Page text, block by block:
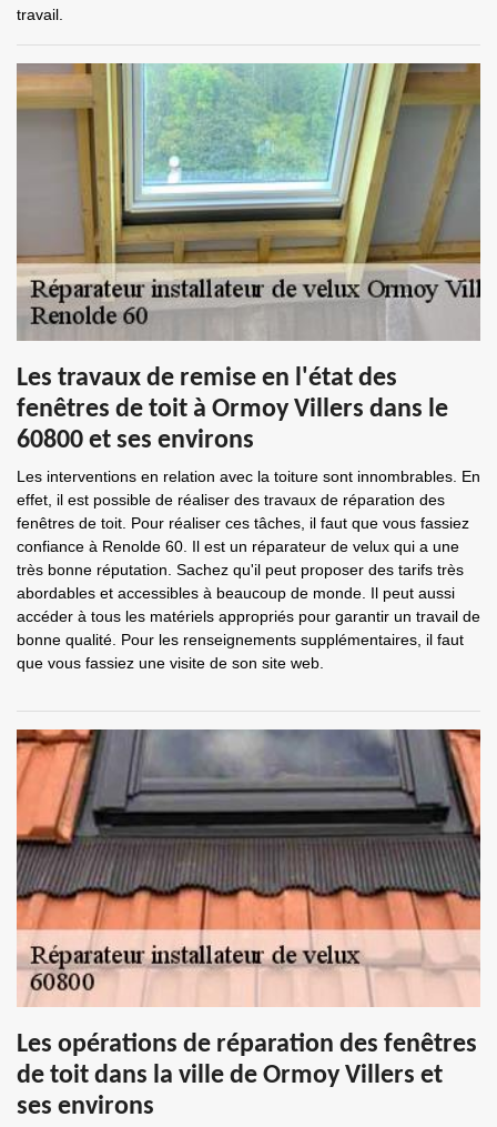
travail.
Les travaux de remise en l'état des
fenêtres de toit à Ormoy Villers dans le
60800 et ses environs
Les interventions en relation avec la toiture sont innombrables. En
effet, il est possible de réaliser des travaux de réparation des
fenêtres de toit. Pour réaliser ces tâches, il faut que vous fassiez
confiance à Renolde 60. Il est un réparateur de velux qui a une
très bonne réputation. Sachez qu'il peut proposer des tarifs très
abordables et accessibles à beaucoup de monde. Il peut aussi
accéder à tous les matériels appropriés pour garantir un travail de
bonne qualité. Pour les renseignements supplémentaires, il faut
que vous fassiez une visite de son site web.
Les opérations de réparation des fenêtres
de toit dans la ville de Ormoy Villers et
ses environs